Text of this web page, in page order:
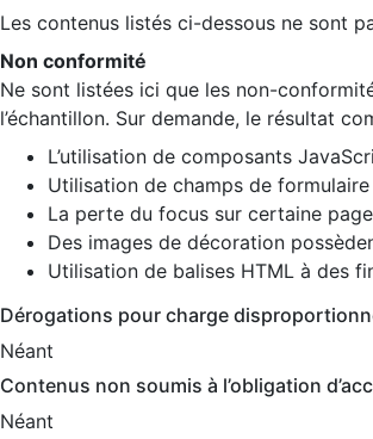
Les contenus listés ci-dessous ne sont
Non conformité
Ne sont listées ici que les non-
l’échantillon. Sur demande, le résultat
L’utilisation de composants
Utilisation de champs de
La perte du focus sur certaine
Des images de décoration
Utilisation de balises HTML à des
Dérogations pour charge
Néant
Contenus non soumis à l’obligation
Néant